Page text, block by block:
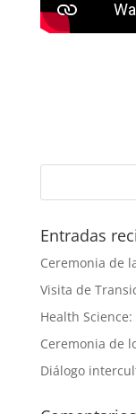
Entradas
Ceremonia de
Visita de
Health
Ceremonia de
Diálogo